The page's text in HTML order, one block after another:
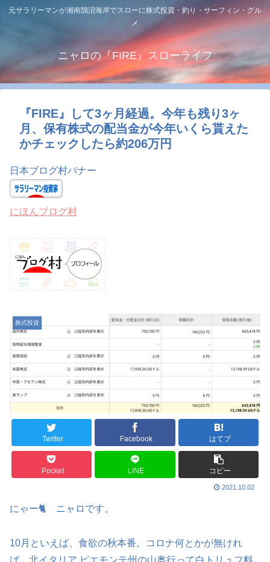
元サラリーマンが湘南鵠沼海岸でスローに株式投資・釣り・サーフィン・グル
メ
ニャロの『FIRE』スローライフ
『FIRE』して3ヶ月経過。今年も残り3ヶ
月、保有株式の配当金が今年いくら貰えた
かチェックしたら約206万円
日本ブログ村バナー
にほんブログ村
株式投資
Twitter Facebook はてブ
Pocket LINE コピー
2021.10.02
にゃー🐈 ニャロです。
10月といえば、食欲の秋本番。コロナ何とかが無けれ
ば、北イタリア ピエモンテ州の山奥行って白トリュフ料